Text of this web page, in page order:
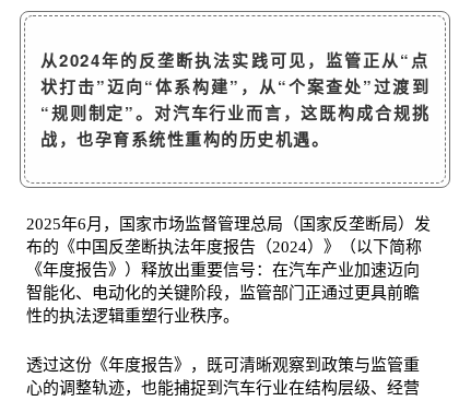
从2024年的反垄断执法实践可见，监管正从“点
状打击”迈向“体系构建”，从“个案查处”过渡到
“规则制定”。对汽车行业而言，这既构成合规挑
战，也孕育系统性重构的历史机遇。
2025年6月，国家市场监督管理总局（国家反垄断局）发
布的《中国反垄断执法年度报告（2024）》（以下简称
《年度报告》）释放出重要信号：在汽车产业加速迈向
智能化、电动化的关键阶段，监管部门正通过更具前瞻
性的执法逻辑重塑行业秩序。
透过这份《年度报告》，既可清晰观察到政策与监管重
心的调整轨迹，也能捕捉到汽车行业在结构层级、经营